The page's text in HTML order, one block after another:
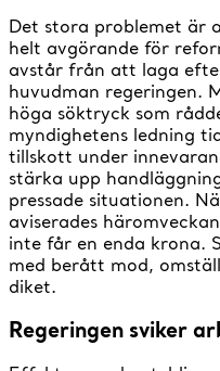
Det stora problemet är
helt avgörande för
avstår från att laga
huvudman regeringen.
höga söktryck som
myndighetens ledning
tillskott under
stärka upp
pressade situationen.
aviserades
inte får en enda krona.
med berått mod,
diket.
Regeringen sviker